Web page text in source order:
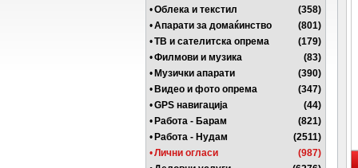
•Облека и текстил
(358)
•Апарати за домаќинство
(801)
•ТВ и сателитска опрема
(179)
•Филмови и музика
(83)
• Музички апарати
(390)
• Видео и фото опрема
(347)
•GPS навигација
(44)
• Работа - Барам
(821)
• Работа - Нудам
(2511)
•Лични огласи
(987)